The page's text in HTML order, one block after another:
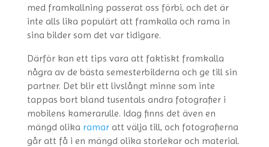
med framkallning passerat oss förbi, och det är
inte alls lika populärt att framkalla och rama in
sina bilder som det var tidigare.
Därför kan ett tips vara att faktiskt framkalla
några av de bästa semesterbilderna och ge till sin
partner. Det blir ett livslångt minne som inte
tappas bort bland tusentals andra fotografier i
mobilens kamerarulle. Idag finns det även en
mängd olika ramaratt välja till, och fotografierna
går att få i en mängd olika storlekar och material.